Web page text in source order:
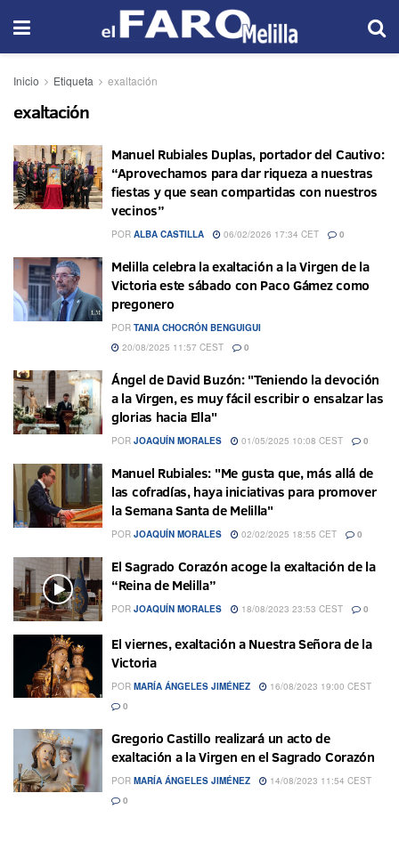
Inicio Etiqueta exaltación
exaltación
Manuel Rubiales Duplas, portador del Cautivo:
“Aprovechamos para dar riqueza a nuestras
fiestas y que sean compartidas con nuestros
vecinos”
POR ALBA CASTILLA 06/02/2026 17:34 CET 0
Melilla celebra la exaltación a la Virgen de la
Victoria este sábado con Paco Gámez como
pregonero
POR TANIA CHOCRÓN BENGUIGUI
20/08/2025 11:57 CEST
0
Ángel de David Buzón: "Teniendo la devoción
a la Virgen, es muy fácil escribir o ensalzar las
glorias hacia Ella"
POR JOAQUÍN MORALES 01/05/2025 10:08 CEST 0
Manuel Rubiales: "Me gusta que, más allá de
las cofradías, haya iniciativas para promover
la Semana Santa de Melilla"
POR JOAQUÍN MORALES 02/02/2025 18:55 CET 0
El Sagrado Corazón acoge la exaltación de la
“Reina de Melilla”
POR JOAQUÍN MORALES 18/08/2023 23:53 CEST 0
El viernes, exaltación a Nuestra Señora de la
Victoria
POR MARÍA ÁNGELES JIMÉNEZ
16/08/2023 19:00 CEST
0
Gregorio Castillo realizará un acto de
exaltación a la Virgen en el Sagrado Corazón
POR MARÍA ÁNGELES JIMÉNEZ
14/08/2023 11:54 CEST
0